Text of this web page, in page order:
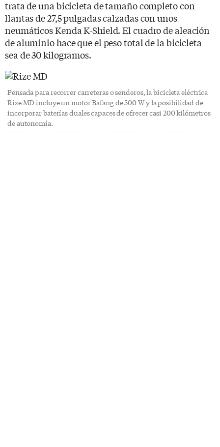
trata de una bicicleta de tamaño completo con
llantas de 27,5 pulgadas calzadas con unos
neumáticos Kenda K-Shield. El cuadro de aleación
de aluminio hace que el peso total de la bicicleta
sea de 30 kilogramos.
Pensada para recorrer carreteras o senderos, la bicicleta eléctrica
Rize MD incluye un motor Bafang de 500 W y la posibilidad de
incorporar baterías duales capaces de ofrecer casi 200 kilómetros
de autonomía.